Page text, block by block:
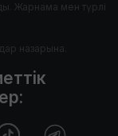
Жарнама мен түрлі
назарына.